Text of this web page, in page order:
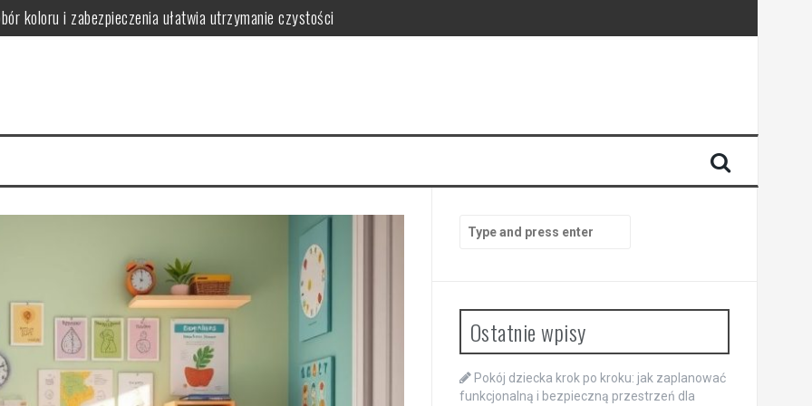
koloru i zabezpieczenia ułatwia utrzymanie czystości
funkcjonalne i stylowe rozwiązania oszczędzające miejsce
warto postawić na spójność i wygodę użytkowania
funkcjonalną i bezpieczną przestrzeń dla rozwoju i zabawy
for:
Ostatnie wpisy
Pokój dziecka krok po kroku: jak zaplanować
funkcjonalną i bezpieczną przestrzeń dla